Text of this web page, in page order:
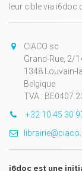
leur cible via
CIACO sc
Grand-Rue, 2/
1348 Louvain-
Belgique
TVA :
+32 10 45 30
i6doc est une